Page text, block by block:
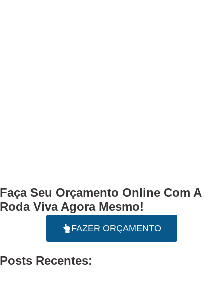
Faça Seu Orçamento Online Com A
Roda Viva Agora Mesmo!
FAZER ORÇAMENTO
Posts Recentes: